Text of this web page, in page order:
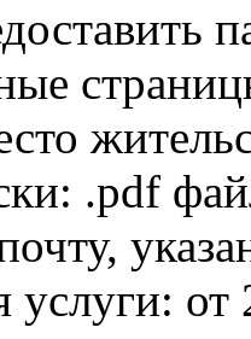
.pdf
услуги: от